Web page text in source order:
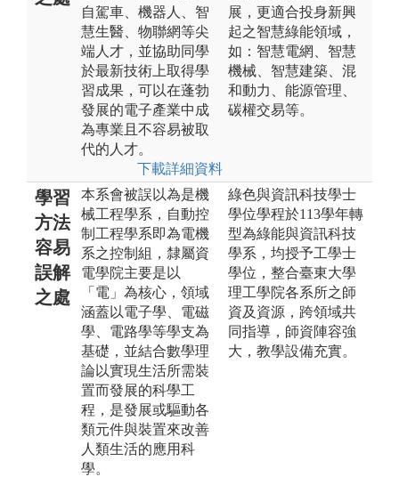
自駕車、機器人、智
慧生醫、物聯網等尖
端人才，並協助同學
於最新技術上取得學
習成果，可以在蓬勃
發展的電子產業中成
為專業且不容易被取
代的人才。
下載詳細資料
展，更適合投身新興
起之智慧綠能領域，
如：智慧電網、智慧
機械、智慧建築、混
和動力、能源管理、
碳權交易等。
學習
方法
容易
誤解
之處
本系會被誤以為是機
械工程學系，自動控
制工程學系即為電機
系之控制組，隸屬資
電學院主要是以
「電」為核心，領域
涵蓋以電子學、電磁
學、電路學等學支為
基礎，並結合數學理
論以實現生活所需裝
置而發展的科學工
程，是發展或驅動各
類元件與裝置來改善
人類生活的應用科
學。
綠色與資訊科技學士
學位學程於113學年轉
型為綠能與資訊科技
學系，均授予工學士
學位，整合臺東大學
理工學院各系所之師
資及資源，跨領域共
同指導，師資陣容強
大，教學設備充實。